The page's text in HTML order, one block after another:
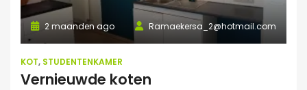
Ramaekersa_2@hotmail.com
2 maanden ago
KOT, STUDENTENKAMER
Vernieuwde koten